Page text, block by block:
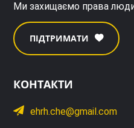
Ми захищаємо права
ПІДТРИМАТИ
КОНТАКТИ
ehrh.che@gmail.com